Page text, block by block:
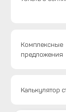
Комплексные
предложения
Калькулятор